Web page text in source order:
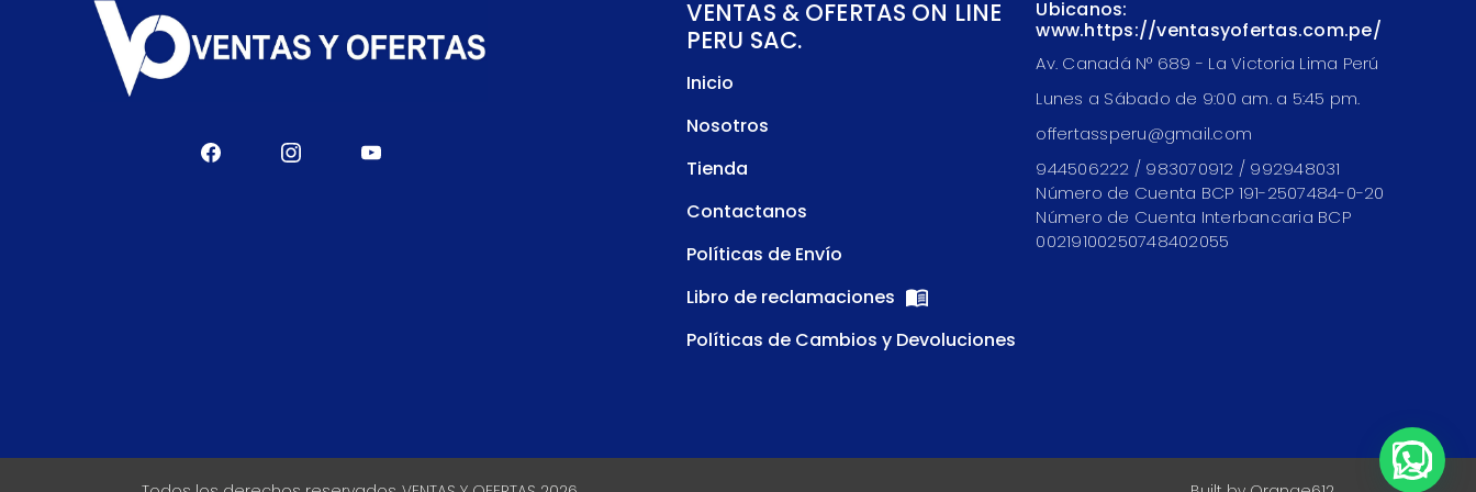
VENTAS & OFERTAS ON LINE
PERU SAC.
Inicio
Nosotros
Tienda
Contactanos
Políticas de Envío
Libro de reclamaciones
Políticas de Cambios y Devoluciones
Ubicanos:
www.https://ventasyofertas.com.pe/
Av. Canadá N° 689 - La Victoria Lima Perú
Lunes a Sábado de 9:00 am. a 5:45 pm.
offertassperu@gmail.com
944506222 / 983070912 / 992948031
Número de Cuenta BCP 191-2507484-0-20
Número de Cuenta Interbancaria BCP
00219100250748402055